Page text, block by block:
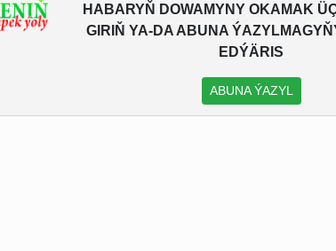
HABARYŇ DOWAMYNY OKAMAK
GIRIŇ YA-DA ABUNA
EDÝÄRIS
ABUNA ÝAZYL